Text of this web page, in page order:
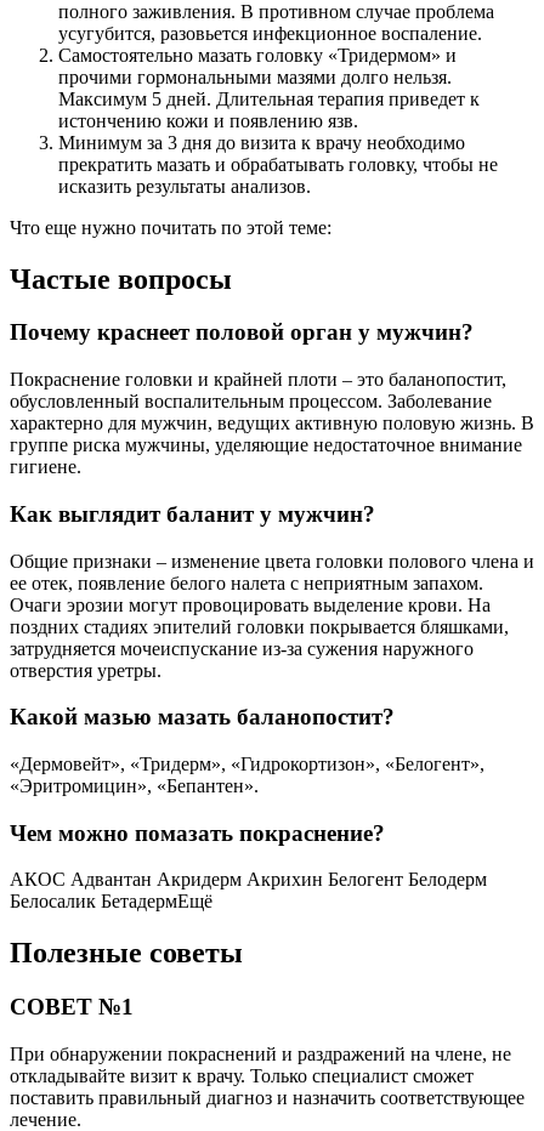
полного заживления. В противном случае проблема
усугубится, разовьется инфекционное воспаление.
Самостоятельно мазать головку «Тридермом» и
прочими гормональными мазями долго нельзя.
Максимум 5 дней. Длительная терапия приведет к
истончению кожи и появлению язв.
Минимум за 3 дня до визита к врачу необходимо
прекратить мазать и обрабатывать головку, чтобы не
исказить результаты анализов.
Что еще нужно почитать по этой теме:
Частые вопросы
Почему краснеет половой орган у мужчин?
Покраснение головки и крайней плоти – это баланопостит,
обусловленный воспалительным процессом. Заболевание
характерно для мужчин, ведущих активную половую жизнь. В
группе риска мужчины, уделяющие недостаточное внимание
гигиене.
Как выглядит баланит у мужчин?
Общие признаки – изменение цвета головки полового члена и
ее отек, появление белого налета с неприятным запахом.
Очаги эрозии могут провоцировать выделение крови. На
поздних стадиях эпителий головки покрывается бляшками,
затрудняется мочеиспускание из-за сужения наружного
отверстия уретры.
Какой мазью мазать баланопостит?
«Дермовейт», «Тридерм», «Гидрокортизон», «Белогент»,
«Эритромицин», «Бепантен».
Чем можно помазать покраснение?
АКОС Адвантан Акридерм Акрихин Белогент Белодерм
Белосалик БетадермЕщё
Полезные советы
СОВЕТ №1
При обнаружении покраснений и раздражений на члене, не
откладывайте визит к врачу. Только специалист сможет
поставить правильный диагноз и назначить соответствующее
лечение.